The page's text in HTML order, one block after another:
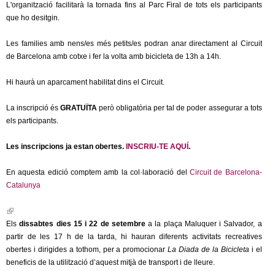
e
L'organització facilitarà la tornada fins al Parc Firal de tots els participants
que ho desitgin.
Les families amb nens/es més petits/es podran anar directament al Circuit
de Barcelona amb cotxe i fer la volta amb bicicleta de 13h a 14h.
Hi haurà un aparcament habilitat dins el Circuit.
La inscripció ésGRATUÏTA però obligatòria per tal de poder assegurar a tots
els participants.
Les inscripcions ja estan obertes. INSCRIU-TE AQUÍ .
En aquesta edició comptem amb la col·laboració del Circuit de Barcelona-
Catalunya
(
l
i
n
k
Elsdissabtes dies 15 i 22 de setembrea la plaça Maluquer i Salvador, a
partir de les 17 h de la tarda, hi hauran diferents activitats recreatives
obertes i dirigides a tothom, per a promocionarLa Diada de la Bicicletai el
beneficis de la utilització d’aquest mitjà de transport i de lleure.